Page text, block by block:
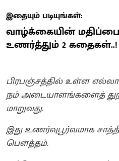
இதையும் படியுங்கள்:
வாழ்க்கையின் மதிப்பை
உணர்த்தும் 2 கதைகள்..!
பிரபஞ்சத்தில் உள்ள எல்லா
நம் அடையாளங்களைத்
மாறுவது.
இது உணர்வுபூர்வமாக
பௌத்தம்.